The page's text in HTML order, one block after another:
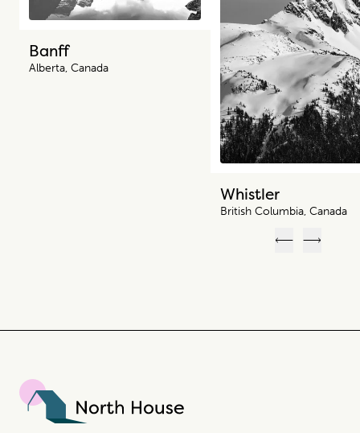
monde à travers le regard des locaux. Nous aimons la
Banff
Alberta, Canada
Whistler
British Columbia, Canada